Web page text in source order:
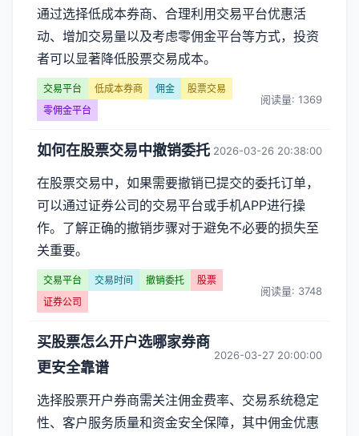
通过选择低成本券商、合理利用交易平台优惠活
动、增加交易量以及考虑零佣金平台等方式，投资
者可以显著降低股票交易成本。
交易平台 低成本券商 佣金
股票交易
零佣金平台
阅读量: 1369
如何在股票交易中撤销委托 2026-03-26 20:38:00
在股票交易中，如果需要撤销已提交的委托订单，
可以通过证券公司的交易平台或手机APP进行操
作。了解正确的撤销步骤对于避免不必要的损失至
关重要。
交易平台 交易时间 撤销委托
股票
证券公司
阅读量: 3748
买股票怎么开户选哪家券商
更安全靠谱
2026-03-27 20:00:00
选择股票开户券商需关注佣金费率、交易系统稳定
性、客户服务质量和资金安全保障，其中佣金优惠